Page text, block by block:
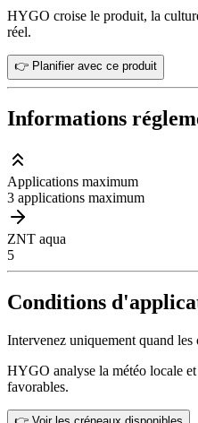
HYGO croise le produit, la
réel.
👉 Planifier avec ce produit
Informations
Applications maximum
3 applications maximum
ZNT aqua
5
Conditions
Intervenez uniquement quand
HYGO analyse la météo locale
favorables.